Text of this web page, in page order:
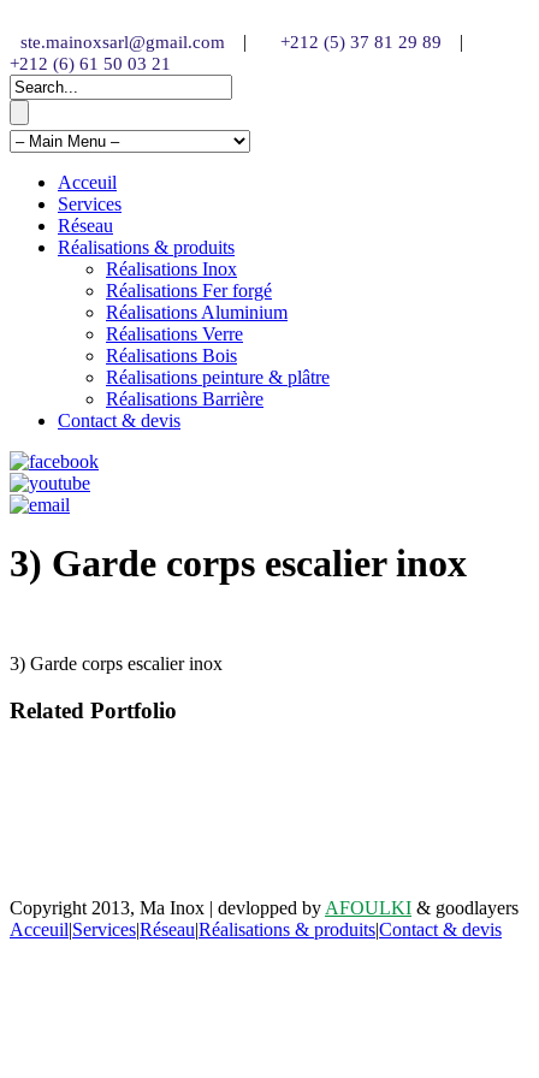
ste.mainoxsarl@gmail.com | +212 (5) 37 81 29 89 |
+212 (6) 61 50 03 21
Acceuil
Services
Réseau
Réalisations & produits
Réalisations Inox
Réalisations Fer forgé
Réalisations Aluminium
Réalisations Verre
Réalisations Bois
Réalisations peinture & plâtre
Réalisations Barrière
Contact & devis
3) Garde corps escalier inox
3) Garde corps escalier inox
Related Portfolio
Copyright 2013, Ma Inox | devlopped by AFOULKI & goodlayers
Acceuil|Services|Réseau|Réalisations & produits|Contact & devis